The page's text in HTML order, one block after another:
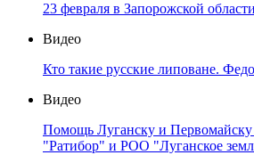
23 февраля в Запорожской области
Видео
Кто такие русские липоване.
Видео
Помощь Луганску и
"Ратибор" и РОО "Луганское